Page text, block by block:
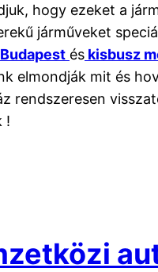
hogy ezeket a
járműveket
és kisbusz
elmondják mit és
rendszeresen
!